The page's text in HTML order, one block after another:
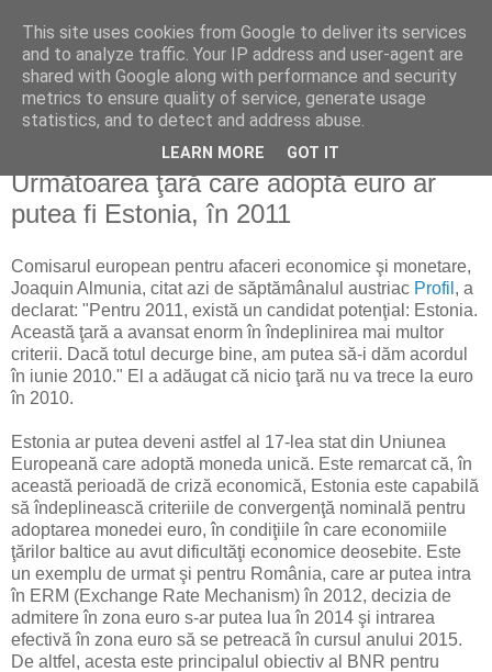
Reflecţii economice
blog de reflecţii, informaţii şi opinii economice
luni, 23 noiembrie 2009
Următoarea ţară care adoptă euro ar
putea fi Estonia, în 2011
Comisarul european pentru afaceri economice şi monetare,
Joaquin Almunia, citat azi de săptămânalul austriac Profil , a
declarat: "Pentru 2011, există un candidat potenţial: Estonia.
Această ţară a avansat enorm în îndeplinirea mai multor
criterii. Dacă totul decurge bine, am putea să-i dăm acordul
în iunie 2010." El a adăugat că nicio ţară nu va trece la euro
în 2010.
Estonia ar putea deveni astfel al 17-lea stat din Uniunea
Europeană care adoptă moneda unică. Este remarcat că, în
această perioadă de criză economică, Estonia este capabilă
să îndeplinească criteriile de convergenţă nominală pentru
adoptarea monedei euro, în condiţiile în care economiile
ţărilor baltice au avut dificultăţi economice deosebite. Este
un exemplu de urmat şi pentru România, care ar putea intra
în ERM (Exchange Rate Mechanism) în 2012, decizia de
admitere în zona euro s-ar putea lua în 2014 şi intrarea
efectivă în zona euro să se petreacă în cursul anului 2015.
De altfel, acesta este principalul obiectiv al BNR pentru
This site uses cookies from Google to deliver its services
and to analyze traffic. Your IP address and user-agent are
shared with Google along with performance and security
metrics to ensure quality of service, generate usage
statistics, and to detect and address abuse.
LEARN MORE GOT IT